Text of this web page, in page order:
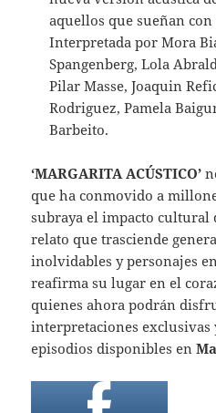
aquellos que sueñan
Interpretada por Mora
Spangenberg, Lola
Pilar Masse, Joaquin
Rodriguez, Pamela
Barbeito.
‘MARGARITA ACÚSTICO’
que ha conmovido a
subraya el impacto cultural
relato que trasciende
inolvidables y personajes
reafirma su lugar en el
quienes ahora podrán
interpretaciones
episodios disponibles en